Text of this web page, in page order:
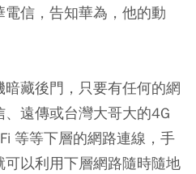
信，告知華為，他的動
藏後門，只要有任何的網
遠傳或台灣大哥大的4G
等等下層的網路連線，手
以利用下層網路隨時隨地